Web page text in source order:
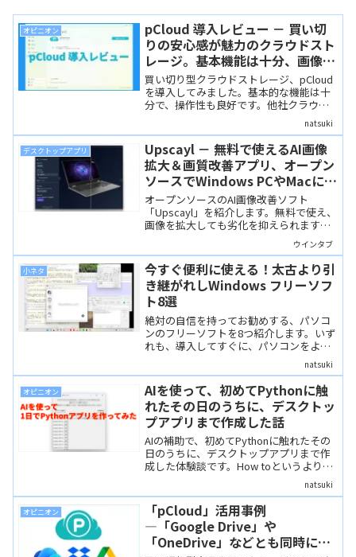
オピニオン
pCloud 導入レビュー － 買い切
りの安心感が魅力のクラウドスト
レージ。基本機能は十分、画像整
理やデータ移行も使いやすい
買い切り型クラウドストレージ、pCloud
を導入してみました。基本的な機能は十
分で、操作性も良好です。他社クラウド
ストレージからのデータバックアップが
行いやすくなっているのは面白い点。一
方、スマホアプリにおいて、PDFやオフ
ィスワークの編集機能は貧弱という弱点
もあります。ただ、他アプリとの連携で
実用上はカバー可能です。
natsuki
デスクトップアプリ
Upscayl － 無料で使えるAI画像
拡大＆画質改善アプリ、オープン
ソースでWindows PCやMacに対
応
オープンソースのAI画像改善ソフト
「Upscayl」を紹介します。無料で使え、
画像を拡大しても劣化を抑えられます。
クラウド版は有料ですが、ローカルアプ
リなら処理も高速。実際にPCの画像を処
理して画質を比較しました。
ウインタブ
小ネタ
今すぐ便利に使える！太古より引
き継がれしWindows フリーソフ
ト8選
絶対の自信を持ってお勧めする、パソコ
ンのフリーソフトを8つ紹介します。いず
れも、導入してすぐに、パソコンをより
便利に使うことができるソフトばかりで
す。また、どれも、長きにわたって多く
の人に愛され続けてきた、「古き良き」
ソフトです。
natsuki
オピニオン
AIを使って、初めてPythonに触
れたその日のうちに、デスクトッ
プアプリまで作成した話
AIの補助で、初めてPythonに触れたその
日のうちに、デスクトップアプリまで作
成した体験談です。How toというより
は、AIを使ってこんなこともできるとい
う、ひとつのAI活用エピソードして読ん
でいただければと思います。
natsuki
オピニオン
「pCloud」活用事例
―「Google Drive」や
「OneDrive」などとも同時に使